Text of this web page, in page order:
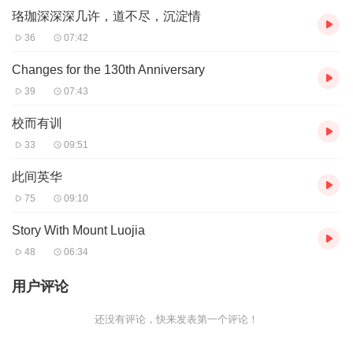
珞珈深深深几许，道不尽，沉淀情
36 07:42
Changes for the 130th Anniversary
39 07:43
校而有训
33 09:51
此间英华
75 09:10
Story With Mount Luojia
48 06:34
用户评论
还没有评论，快来发表第一个评论！